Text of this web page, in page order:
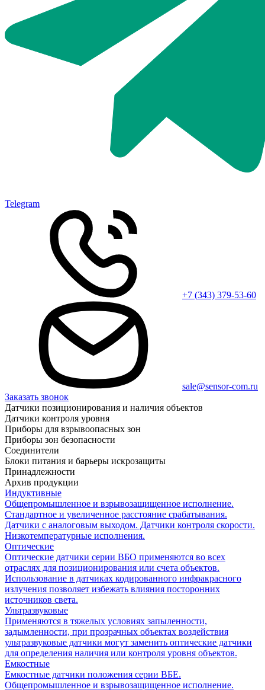
Telegram
+7 (343) 379-53-60
sale@sensor-com.ru
Заказать звонок
Датчики позиционирования и наличия объектов
Датчики контроля уровня
Приборы для взрывоопасных зон
Приборы зон безопасности
Соединители
Блоки питания и барьеры искрозащиты
Принадлежности
Архив продукции
Индуктивные
Общепромышленное и взрывозащищенное исполнение.
Стандартное и увеличенное расстояние срабатывания.
Датчики с аналоговым выходом. Датчики контроля скорости.
Низкотемпературные исполнения.
Оптические
Оптические датчики серии ВБО применяются во всех
отраслях для позиционирования или счета объектов.
Использование в датчиках кодированного инфракрасного
излучения позволяет избежать влияния посторонних
источников света.
Ультразвуковые
Применяются в тяжелых условиях запыленности,
задымленности, при прозрачных объектах воздействия
ультразвуковые датчики могут заменить оптические датчики
для определения наличия или контроля уровня объектов.
Емкостные
Емкостные датчики положения серии ВБЕ.
Общепромышленное и взрывозащищенное исполнение.